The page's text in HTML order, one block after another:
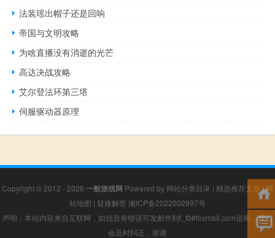
法装瑶出帽子还是回响
帝国与文明攻略
为啥直播没有消逝的光芒
高达决战攻略
艾尔登法环第三塔
伺服驱动器原理
Copyright © 2012 - 2026 一般游戏网 Powered by 网站分类目录 | 精选推荐文章 |网
站地图 | 疑难解答 湘ICP备2022002997号
声明：本站内容来自互联网，如信息有错误可发邮件到f_fb#foxmail.com说明，我们
会及时纠正，谢谢